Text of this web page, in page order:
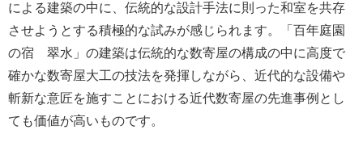
による建築の中に、伝統的な設計手法に則った和室を共存
させようとする積極的な試みが感じられます。「百年庭園
の宿 翠水」の建築は伝統的な数寄屋の構成の中に高度で
確かな数寄屋大工の技法を発揮しながら、近代的な設備や
斬新な意匠を施すことにおける近代数寄屋の先進事例とし
ても価値が高いものです。